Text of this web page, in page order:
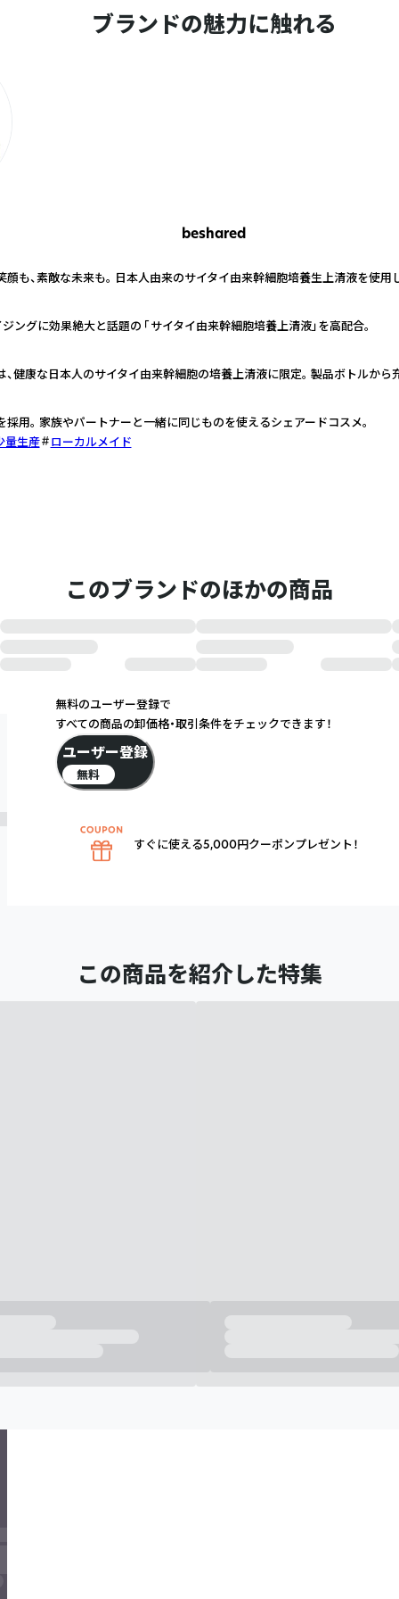
ブランドの魅力に触れる
beshared
顔も、素敵な未来も。 日本人由来のサイタイ由来幹細胞培養生上清液を使
ングに効果絶大と話題の 「サイタイ由来幹細胞培養上清液」を高配合。
健康な日本人のサイタイ由来幹細胞の培養上清液に限定。 製品ボトルから
用。 家族やパートナーと一緒に同じものを使えるシェアードコスメ。
量生産
ローカルメイド
このブランドのほかの商品
この商品を紹介した特集
無料のユーザー登録で
すべての商品の卸価格・取引条件をチェックできます！
ユーザー登録
無料
すぐに使える5,000円クーポンプレゼント！